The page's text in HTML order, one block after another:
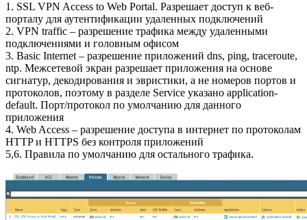
1. SSL VPN Access to Web Portal. Разрешает доступ к веб-
порталу для аутентификации удаленных подключений
2. VPN traffic – разрешение трафика между удаленными
подключениями и головным офисом
3. Basic Internet – разрешение приложений dns, ping, traceroute,
ntp. Межсетевой экран разрешает приложения на основе
сигнатур, декодирования и эвристики, а не номеров портов и
протоколов, поэтому в разделе Service указано application-
default. Порт/протокол по умолчанию для данного
приложения
4. Web Access – разрешение доступа в интернет по протоколам
HTTP и HTTPS без контроля приложений
5,6. Правила по умолчанию для остального трафика.